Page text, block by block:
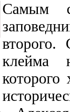
Самым
клейма
которого